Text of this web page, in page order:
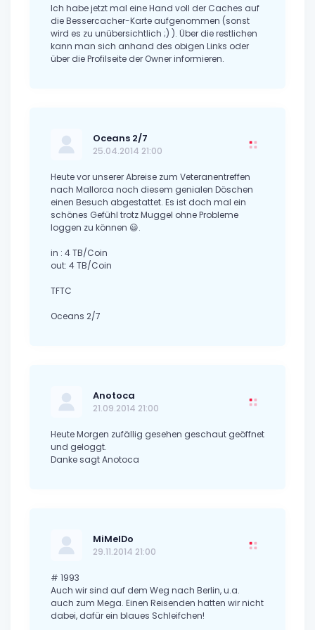
Ich habe jetzt mal eine Hand voll der Caches auf
die Bessercacher-Karte aufgenommen (sonst
wird es zu unübersichtlich ;) ). Über die restlichen
kann man sich anhand des obigen Links oder
über die Profilseite der Owner informieren.
Oceans 2/7
25.04.2014 21:00
Heute vor unserer Abreise zum Veteranentreffen
nach Mallorca noch diesem genialen Döschen
einen Besuch abgestattet. Es ist doch mal ein
schönes Gefühl trotz Muggel ohne Probleme
loggen zu können 😃.
in : 4 TB/Coin
out: 4 TB/Coin
TFTC
Oceans 2/7
Anotoca
21.09.2014 21:00
Heute Morgen zufällig gesehen geschaut geöffnet
und geloggt.
Danke sagt Anotoca
MiMelDo
29.11.2014 21:00
# 1993
Auch wir sind auf dem Weg nach Berlin, u.a.
auch zum Mega. Einen Reisenden hatten wir nicht
dabei, dafür ein blaues Schleifchen!